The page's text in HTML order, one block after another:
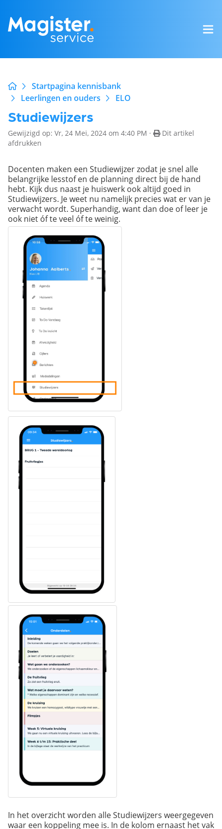
Startpagina kennisbank
Leerlingen en ouders
ELO
Studiewijzers
Gewijzigd op: Vr, 24 Mei, 2024 om 4:40 PM ·
Dit artikel
afdrukken
Docenten maken een Studiewijzer zodat je snel alle
belangrijke lesstof en de planning direct bij de hand
hebt. Kijk dus naast je huiswerk ook altijd goed in
Studiewijzers. Je weet nu namelijk precies wat er van je
verwacht wordt. Superhandig, want dan doe of leer je
ook niet óf te veel óf te weinig.
In het overzicht worden alle Studiewijzers weergegeven
waar een koppeling mee is. In de kolom ernaast het vak